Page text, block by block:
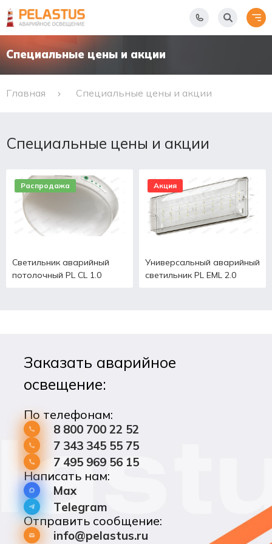
Специальные цены и акции
Главная Специальные цены и акции
Специальные цены и акции
Распродажа
Светильник аварийный
потолочный PL CL 1.0
Акция
Универсальный аварийный
светильник PL EML 2.0
Заказать аварийное
освещение:
По телефонам:
8 800 700 22 52
7 343 345 55 75
7 495 969 56 15
Написать нам:
Max
Telegram
Отправить сообщение:
info@pelastus.ru